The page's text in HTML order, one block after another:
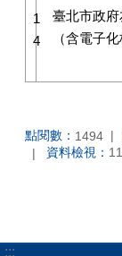
1
4
臺北市政
（含電子
點閱數： 1494
資料檢視：
:::